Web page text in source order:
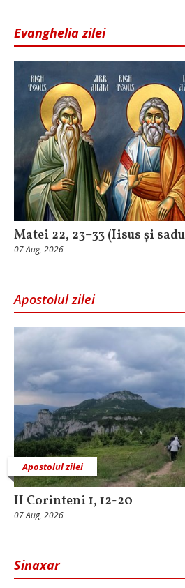
Evanghelia zilei
Matei 22, 23–33 (Iisus și
07 Aug, 2026
Apostolul zilei
Apostolul zilei
II Corinteni 1, 12-20
07 Aug, 2026
Sinaxar